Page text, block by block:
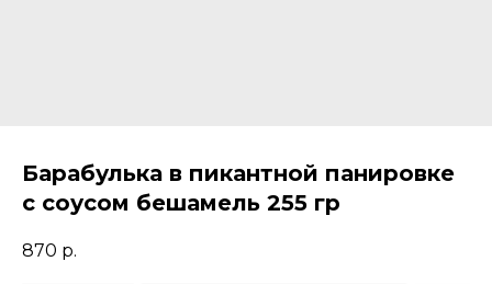
Барабулька в пикантной панировке
с соусом бешамель 255 гр
870 р.